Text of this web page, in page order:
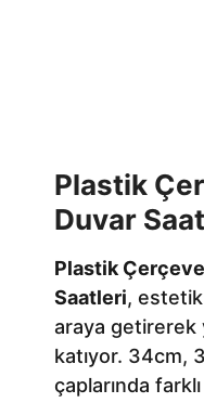
Plastik
Duvar
Plastik
Saatleri,
araya getirerek
katıyor. 34cm,
çaplarında